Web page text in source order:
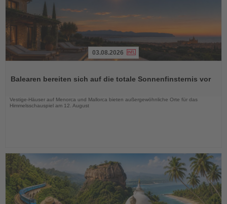
die
03.08.2026
Balearen bereiten sich auf die totale Sonnenfinsternis vor
Vestige-Häuser auf Menorca und Mallorca bieten außergewöhnliche Orte für das
Himmelsschauspiel am 12. August